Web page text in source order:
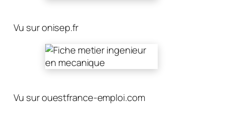
Vu sur onisep.fr
Vu sur ouestfrance-emploi.com